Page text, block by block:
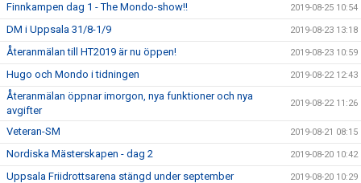
Finnkampen dag 1 - The Mondo-show!! 2019-08-25 10:54
DM i Uppsala 31/8-1/9 2019-08-23 13:18
Återanmälan till HT2019 är nu öppen! 2019-08-23 10:59
Hugo och Mondo i tidningen 2019-08-22 12:43
Återanmälan öppnar imorgon, nya funktioner och nya
avgifter
2019-08-22 11:26
Veteran-SM 2019-08-21 08:15
Nordiska Mästerskapen - dag 2 2019-08-20 10:42
Uppsala Friidrottsarena stängd under september 2019-08-20 10:29